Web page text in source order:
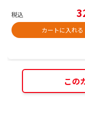
税込
カートに入れる
この